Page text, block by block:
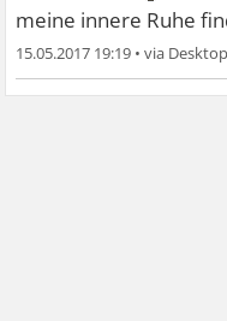
meine innere Ruhe
15.05.2017 19:19 •